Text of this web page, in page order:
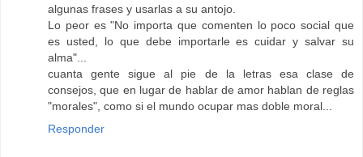
algunas frases y usarlas a su antojo.
Lo peor es "No importa que comenten lo poco social que
es usted, lo que debe importarle es cuidar y salvar su
alma"...
cuanta gente sigue al pie de la letras esa clase de
consejos, que en lugar de hablar de amor hablan de reglas
"morales", como si el mundo ocupar mas doble moral...
Responder